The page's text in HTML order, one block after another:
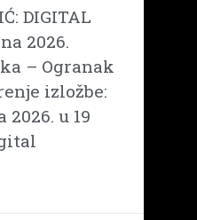
DIGITAL
2026.
– Ogranak
izložbe:
2026. u 19